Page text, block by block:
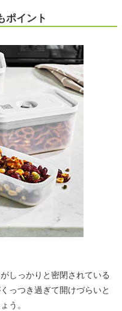
ポイント
しっかりと密閉されている
っつき過ぎて開けづらいと
う。